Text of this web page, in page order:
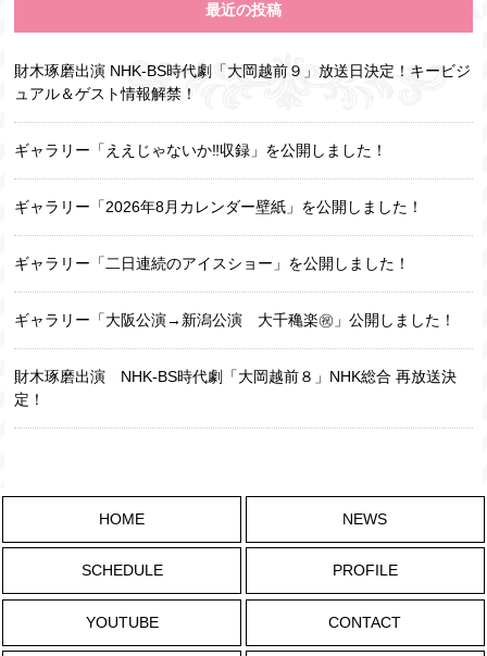
最近の投稿
財木琢磨出演 NHK-BS時代劇「大岡越前９」放送日決定！キービジ
ュアル＆ゲスト情報解禁！
ギャラリー「ええじゃないか‼収録」を公開しました！
ギャラリー「2026年8月カレンダー壁紙」を公開しました！
ギャラリー「二日連続のアイスショー」を公開しました！
ギャラリー「大阪公演→新潟公演 大千穐楽㊗️」公開しました！
財木琢磨出演 NHK-BS時代劇「大岡越前８」NHK総合 再放送決
定！
HOME NEWS
SCHEDULE PROFILE
YOUTUBE CONTACT